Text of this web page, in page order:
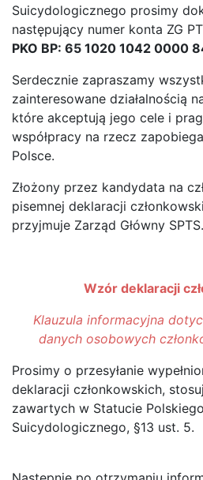
Suicydologicznego prosimy
następujący numer konta ZG
PKO BP: 65 1020 1042 0000
Serdecznie zapraszamy
zainteresowane działalnością
które akceptują jego cele i
współpracy na rzecz
Polsce.
Złożony przez kandydata na
pisemnej deklaracji
przyjmuje Zarząd Główny SPTS.
Wzór deklaracji
Klauzula informacyjna
danych osobowych
Prosimy o przesyłanie
deklaracji członkowskich,
zawartych w Statucie
Suicydologicznego, §13 ust. 5.